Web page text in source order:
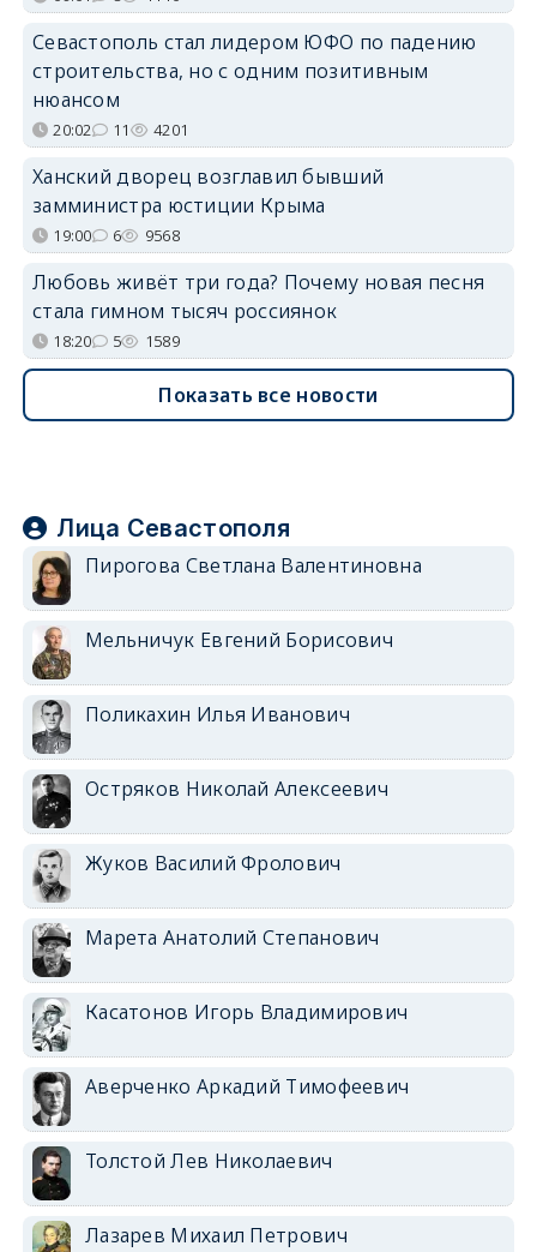
Севастополь стал лидером ЮФО по падению
строительства, но с одним позитивным
нюансом
20:02 11 4201
Ханский дворец возглавил бывший
замминистра юстиции Крыма
19:00 6 9568
Любовь живёт три года? Почему новая песня
стала гимном тысяч россиянок
18:20 5 1589
Показать все новости
Лица Севастополя
Пирогова Светлана Валентиновна
Мельничук Евгений Борисович
Поликахин Илья Иванович
Остряков Николай Алексеевич
Жуков Василий Фролович
Марета Анатолий Степанович
Касатонов Игорь Владимирович
Аверченко Аркадий Тимофеевич
Толстой Лев Николаевич
Лазарев Михаил Петрович